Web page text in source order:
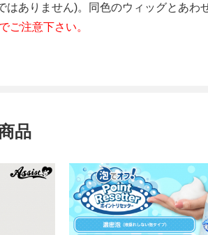
ありません)。同色のウィッグとあわ
ご注意下さい。
品